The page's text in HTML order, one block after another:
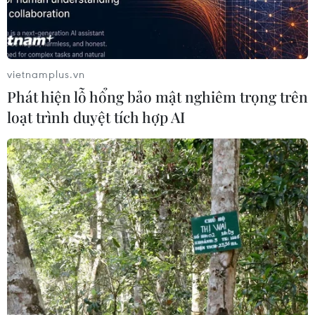
#Bắc Giang #Trưng bày hiện vật
#Phật giáo
#Vùng Tây Yên Tử
#Di sản văn hóa Thế giới
Bắc Giang
Bắc Ninh
Theo dõi VietnamPlus
vietnamplus.vn
Phát hiện lỗ hổng bảo mật nghiêm trọng trên
loạt trình duyệt tích hợp AI